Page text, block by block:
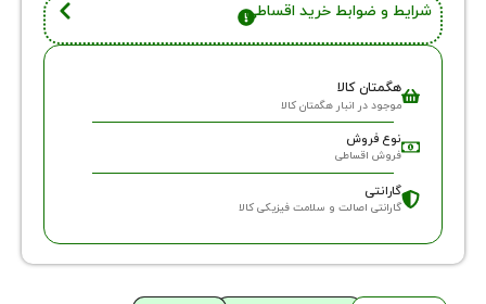
و ضوابط خرید اقساطی
در انبار هگمتان کالا
اصالت و سلامت فیزیکی کالا